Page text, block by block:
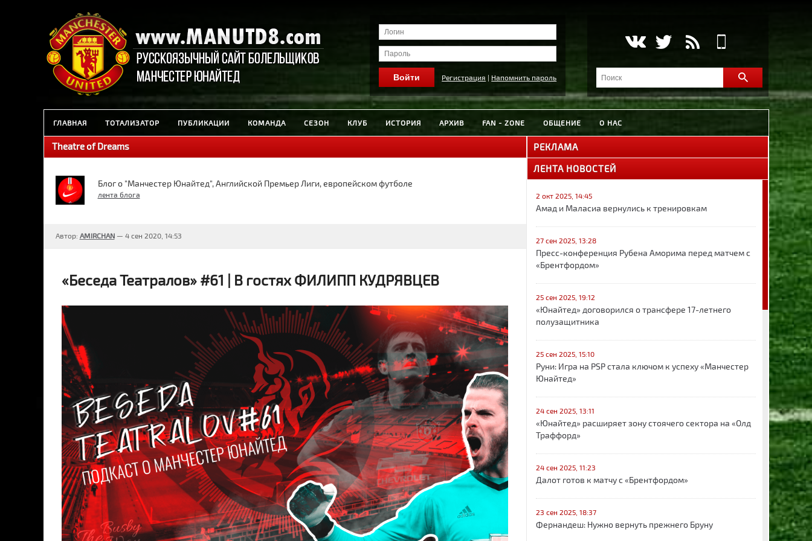
Регистрация | Напомнить пароль
ГЛАВНАЯ ТОТАЛИЗАТОР ПУБЛИКАЦИИ КОМАНДА СЕЗОН КЛУБ ИСТОРИЯ АРХИВ FAN - ZONE ОБЩЕНИЕ О НАС
Theatre of Dreams
Блог о "Манчестер Юнайтед", Английской Премьер Лиги, европейском футболе
лента блога
Автор: AMIRCHAN— 4 сен 2020, 14:53
«Беседа Театралов» #61 | В гостях ФИЛИПП КУДРЯВЦЕВ
РЕКЛАМА
ЛЕНТА НОВОСТЕЙ
2 окт 2025, 14:45
Амад и Маласиа вернулись к тренировкам
27 сен 2025, 13:28
Пресс-конференция Рубена Аморима перед матчем с
«Брентфордом»
25 сен 2025, 19:12
«Юнайтед» договорился о трансфере 17-летнего
полузащитника
25 сен 2025, 15:10
Руни: Игра на PSP стала ключом к успеху «Манчестер
Юнайтед»
24 сен 2025, 13:11
«Юнайтед» расширяет зону стоячего сектора на «Олд
Траффорд»
24 сен 2025, 11:23
Далот готов к матчу с «Брентфордом»
23 сен 2025, 18:37
Фернандеш: Нужно вернуть прежнего Бруну